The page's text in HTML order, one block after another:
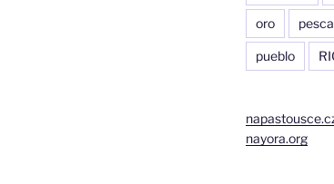
oro pesca
pueblo
nayora.org